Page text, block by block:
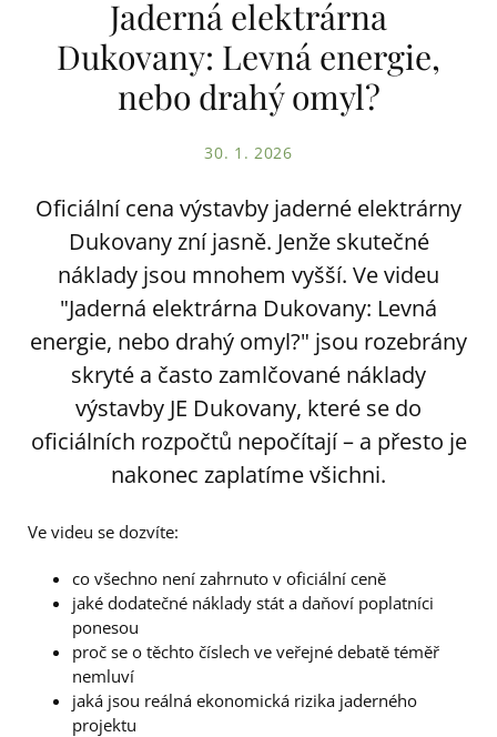
Jaderná elektrárna
Dukovany: Levná energie,
nebo drahý omyl?
30. 1. 2026
Oficiální cena výstavby jaderné elektrárny
Dukovany zní jasně. Jenže skutečné
náklady jsou mnohem vyšší. Ve videu
"Jaderná elektrárna Dukovany: Levná
energie, nebo drahý omyl?" jsou rozebrány
skryté a často zamlčované náklady
výstavby JE Dukovany, které se do
oficiálních rozpočtů nepočítají – a přesto je
nakonec zaplatíme všichni.
Ve videu se dozvíte:
co všechno není zahrnuto v oficiální ceně
jaké dodatečné náklady stát a daňoví poplatníci
ponesou
proč se o těchto číslech ve veřejné debatě téměř
nemluví
jaká jsou reálná ekonomická rizika jaderného
projektu